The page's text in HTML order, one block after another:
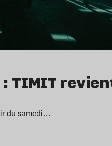
TIMIT
du samedi…